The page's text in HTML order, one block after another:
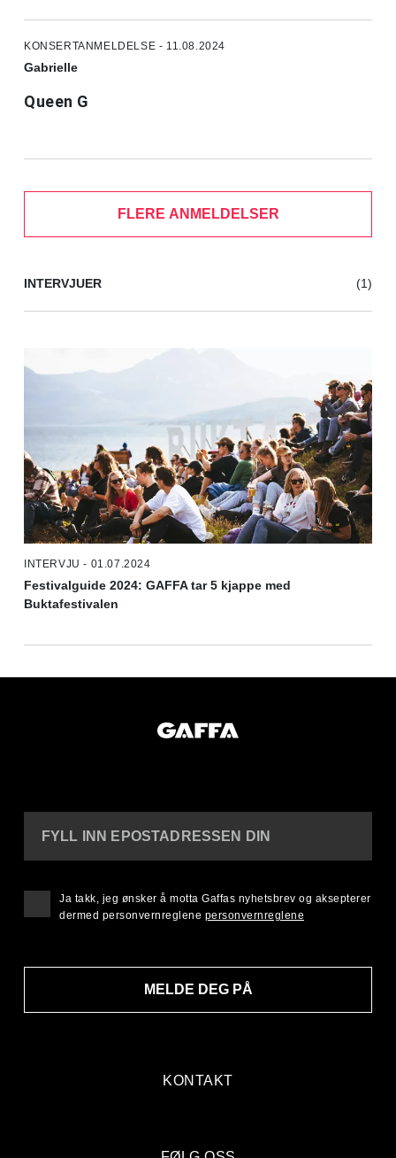
KONSERTANMELDELSE - 11.08.2024
Gabrielle
Queen G
FLERE ANMELDELSER
INTERVJUER (1)
INTERVJU - 01.07.2024
Festivalguide 2024: GAFFA tar 5 kjappe med
Buktafestivalen
KONTAKT
FYLL INN EPOSTADRESSEN DIN
MELDE DEG PÅ
Ja takk, jeg ønsker å motta Gaffas nyhetsbrev og aksepterer
dermed personvernreglene personvernreglene